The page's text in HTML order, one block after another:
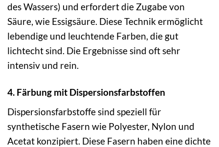
des Wassers) und erfordert die Zugabe von
Säure, wie Essigsäure. Diese Technik ermöglicht
lebendige und leuchtende Farben, die gut
lichtecht sind. Die Ergebnisse sind oft sehr
intensiv und rein.
4. Färbung mit Dispersionsfarbstoffen
Dispersionsfarbstoffe sind speziell für
synthetische Fasern wie Polyester, Nylon und
Acetat konzipiert. Diese Fasern haben eine dichte